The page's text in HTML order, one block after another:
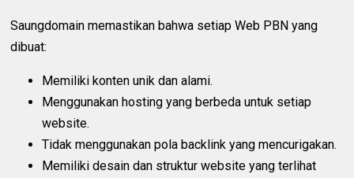
Saungdomain memastikan bahwa setiap Web PBN yang
dibuat:
Memiliki konten unik dan alami.
Menggunakan hosting yang berbeda untuk setiap
website.
Tidak menggunakan pola backlink yang mencurigakan.
Memiliki desain dan struktur website yang terlihat